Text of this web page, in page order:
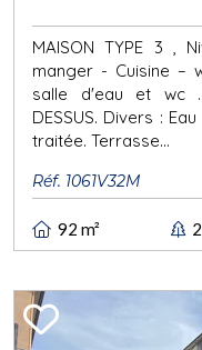
MAISON TYPE 3 ,
manger - Cuisine –
salle d'eau et wc .
DESSUS. Divers :
traitée. Terrasse...
Réf. 1061V32M
92 m²